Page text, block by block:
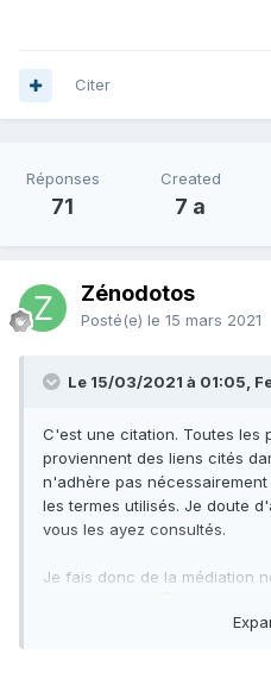
Citer
Réponses
71
Created
7 a
Zénodotos
Posté(e) le 15 mars 2021
Le 15/03/2021 à 01:05,
C'est une citation. Toutes les
proviennent des liens cités
n'adhère pas
les termes utilisés. Je doute
vous les ayez consultés.
Je fais donc de la médiation